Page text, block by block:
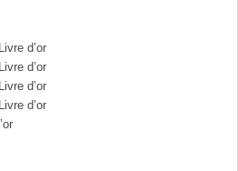
Livre d’or
Livre d’or
Livre d’or
Livre d’or